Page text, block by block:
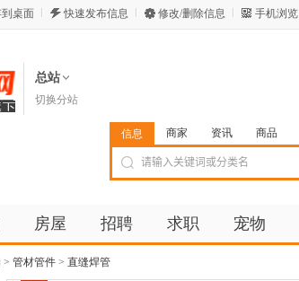
桌面 快速发布信息 修改/删除信息 手机浏览
总站
切换分站
信息 商家 资讯 商品
房屋 招聘 求职 宠物
> 管材管件 > 直缝焊管